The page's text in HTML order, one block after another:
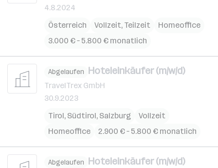
4.8.2024
Österreich
Vollzeit, Teilzeit
Homeoffice
3.000 € – 5.800 € monatlich
Abgelaufen Hoteleinkäufer (m/w/d)
TravelTrex GmbH
30.9.2023
Tirol, Südtirol, Salzburg
Vollzeit
Homeoffice
2.900 € – 5.800 € monatlich
Abgelaufen Hoteleinkäufer (m/w/d)